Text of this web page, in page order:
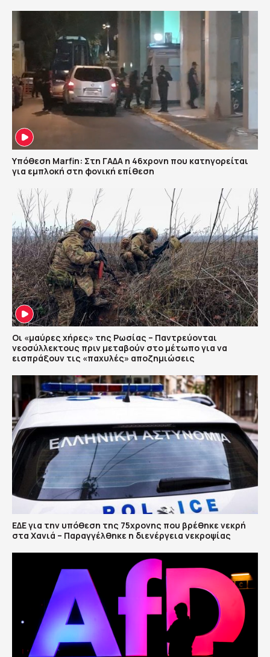
Υπόθεση Marfin: Στη ΓΑΔΑ η 46χρονη που κατηγορείται
για εμπλοκή στη φονική επίθεση
Οι «μαύρες χήρες» της Ρωσίας – Παντρεύονται
νεοσύλλεκτους πριν μεταβούν στο μέτωπο για να
εισπράξουν τις «παχυλές» αποζημιώσεις
ΕΔΕ για την υπόθεση της 75χρονης που βρέθηκε νεκρή
στα Χανιά – Παραγγέλθηκε η διενέργεια νεκροψίας